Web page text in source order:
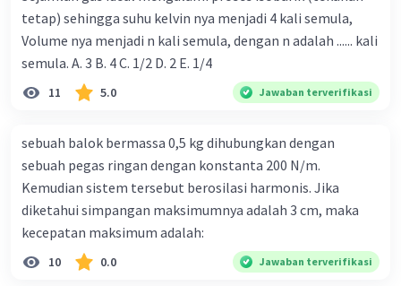
tetap) sehingga suhu kelvin nya menjadi 4 kali semula,
Volume nya menjadi n kali semula, dengan n adalah ...... kali
semula. A. 3 B. 4 C. 1/2 D. 2 E. 1/4
11 5.0 Jawaban terverifikasi
sebuah balok bermassa 0,5 kg dihubungkan dengan
sebuah pegas ringan dengan konstanta 200 N/m.
Kemudian sistem tersebut berosilasi harmonis. Jika
diketahui simpangan maksimumnya adalah 3 cm, maka
kecepatan maksimum adalah:
10 0.0 Jawaban terverifikasi